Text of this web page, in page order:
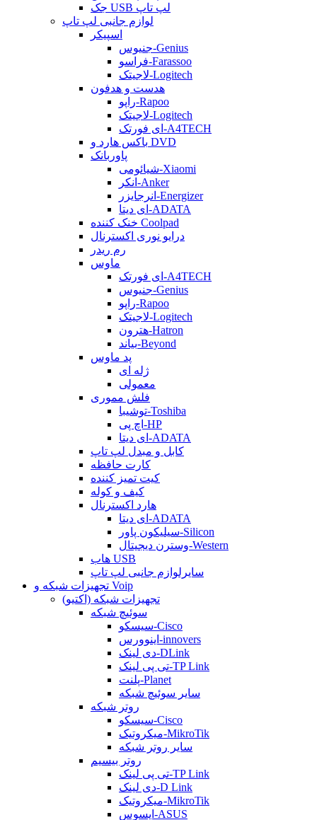
جک USB لپ تاپ
لوازم جانبی لپ تاپ
اسپیکر
جنیوس-Genius
فراسو-Farassoo
لاجیتک-Logitech
هدست و هدفون
راپو-Rapoo
لاجیتک-Logitech
ای فورتک-A4TECH
باکس هارد و DVD
پاوربانک
شیائومی-Xiaomi
انکر-Anker
انرجایزر-Energizer
ای دیتا-ADATA
خنک کننده Coolpad
درایو نوری اکسترنال
رم ریدر
ماوس
ای فورتک-A4TECH
جنیوس-Genius
راپو-Rapoo
لاجیتک-Logitech
هترون-Hatron
بیاند-Beyond
پد ماوس
ژله ای
معمولی
فلش مموری
توشیبا-Toshiba
اچ پی-HP
ای دیتا-ADATA
کابل و مبدل لپ تاپ
کارت حافظه
کیت تمیز کننده
کیف و کوله
هارد اکسترنال
ای دیتا-ADATA
سیلیکون پاور-Silicon
وسترن دیجیتال-Western
هاب USB
سایرلوازم جانبی لپ تاپ
تجهیزات شبکه و Voip
تجهیزات شبکه (اکتیو)
سوئیچ شبکه
سیسکو-Cisco
اینوورس-innovers
دی لینک-DLink
تی پی لینک-TP Link
پلنت-Planet
سایر سوئیچ شبکه
روتر شبکه
سیسکو-Cisco
میکروتیک-MikroTik
سایر روتر شبکه
روتر بیسیم
تی پی لینک-TP Link
دی لینک-D Link
میکروتیک-MikroTik
ایسوس-ASUS